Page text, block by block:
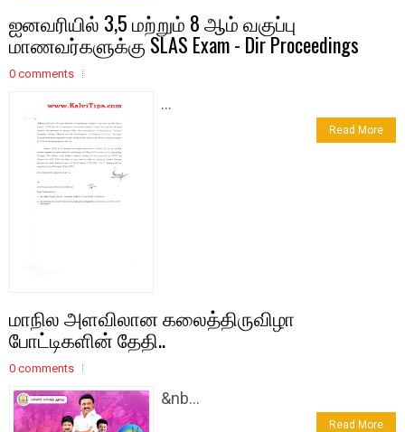
ஐனவரியில் 3,5 மற்றும் 8 ஆம் வகுப்பு
மாணவர்களுக்கு SLAS Exam - Dir Proceedings
0 comments
...
Read More
மாநில அளவிலான கலைத்திருவிழா
போட்டிகளின் தேதி..
0 comments
&nb...
Read More